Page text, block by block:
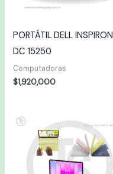
PORTÁTIL DELL INSPIRON
DC 15250
Computadoras
$1,920,000